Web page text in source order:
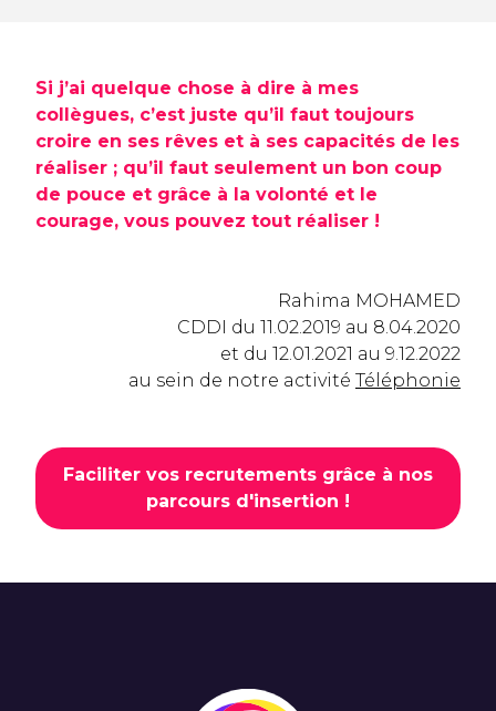
Si j’ai quelque chose à dire à mes
collègues, c’est juste qu’il faut toujours
croire en ses rêves et à ses capacités de les
réaliser ; qu’il faut seulement un bon coup
de pouce et grâce à la volonté et le
courage, vous pouvez tout réaliser !
Rahima MOHAMED
CDDI du 11.02.2019 au 8.04.2020
et du 12.01.2021 au 9.12.2022
au sein de notre activité Téléphonie
Faciliter vos recrutements grâce à nos
parcours d'insertion !